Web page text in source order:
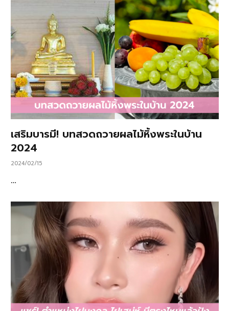
เสริมบารมี! บทสวดถวายผลไม้หิ้งพระในบ้าน
2024
2024/02/15
…